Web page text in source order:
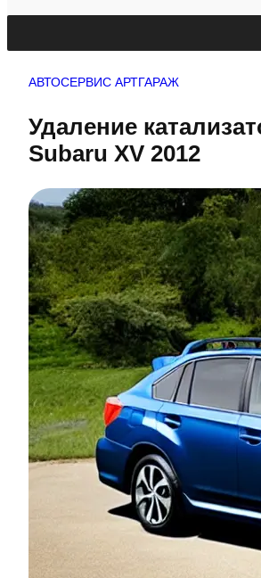
АВТОСЕРВИС АРТГАРАЖ
Удаление
Subaru XV 2012